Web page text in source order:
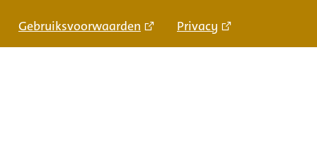
Gebruiksvoorwaarden Privacy